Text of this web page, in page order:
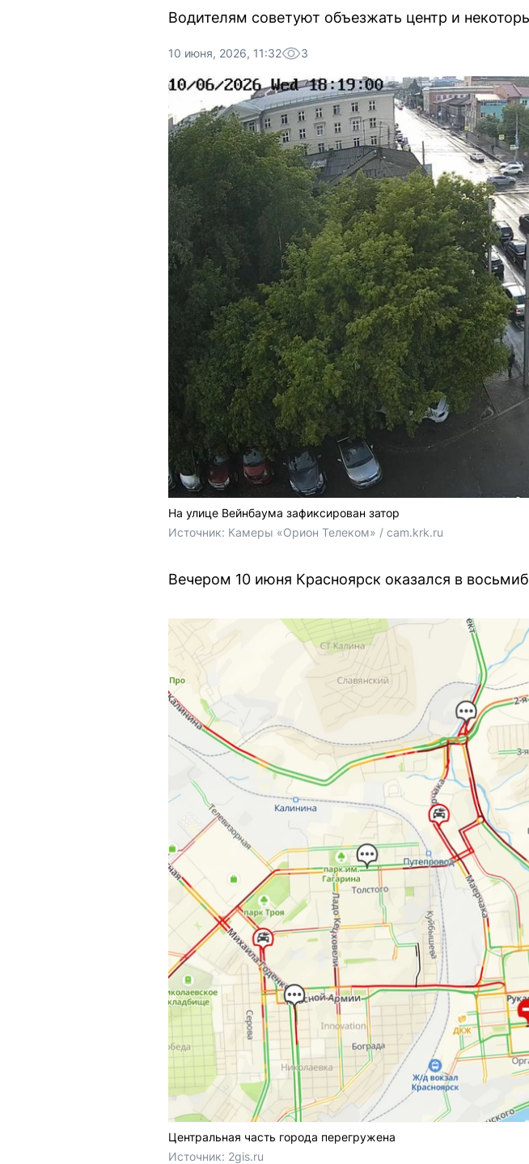
Водителям советуют объезжать центр и
10 июня, 2026, 11:32 3
На улице Вейнбаума зафиксирован затор
Источник: Камеры «Орион Телеком» / cam.krk.ru
Вечером 10 июня Красноярск оказался в
Центральная часть города перегружена
Источник: 2gis.ru